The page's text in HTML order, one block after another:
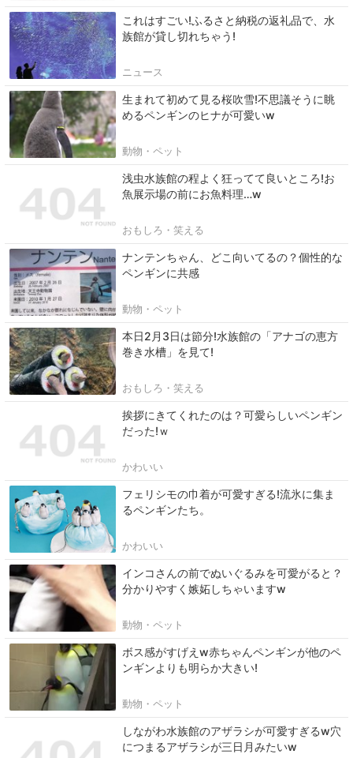
これはすごい!ふるさと納税の返礼品で、水
族館が貸し切れちゃう!
ニュース
生まれて初めて見る桜吹雪!不思議そうに眺
めるペンギンのヒナが可愛いw
動物・ペット
浅虫水族館の程よく狂ってて良いところ!お
魚展示場の前にお魚料理…w
おもしろ・笑える
ナンテンちゃん、どこ向いてるの？個性的な
ペンギンに共感
動物・ペット
本日2月3日は節分!水族館の「アナゴの恵方
巻き水槽」を見て!
おもしろ・笑える
挨拶にきてくれたのは？可愛らしいペンギン
だった!ｗ
かわいい
フェリシモの巾着が可愛すぎる!流氷に集ま
るペンギンたち。
かわいい
インコさんの前でぬいぐるみを可愛がると？
分かりやすく嫉妬しちゃいますw
動物・ペット
ボス感がすげえw赤ちゃんペンギンが他のペ
ンギンよりも明らか大きい!
動物・ペット
しながわ水族館のアザラシが可愛すぎるw穴
につまるアザラシが三日月みたいw